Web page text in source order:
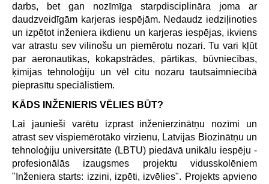
darbs, bet gan nozīmīga starpdisciplināra joma ar
daudzveidīgām karjeras iespējām. Nedaudz iedziļinoties
un izpētot inženiera ikdienu un karjeras iespējas, ikviens
var atrastu sev vilinošu un piemērotu nozari. Tu vari kļūt
par aeronautikas, kokapstrādes, pārtikas, būvniecības,
ķīmijas tehnoloģiju un vēl citu nozaru tautsaimniecībā
pieprasītu speciālistiem.
KĀDS INŽENIERIS VĒLIES BŪT?
Lai jaunieši varētu izprast inženierzinātņu nozīmi un
atrast sev vispiemērotāko virzienu, Latvijas Biozinātņu un
tehnoloģiju universitāte (LBTU) piedāvā unikālu iespēju -
profesionālās izaugsmes projektu vidusskolēniem
"Inženiera starts: izzini, izpēti, izvēlies". Projekts apvieno